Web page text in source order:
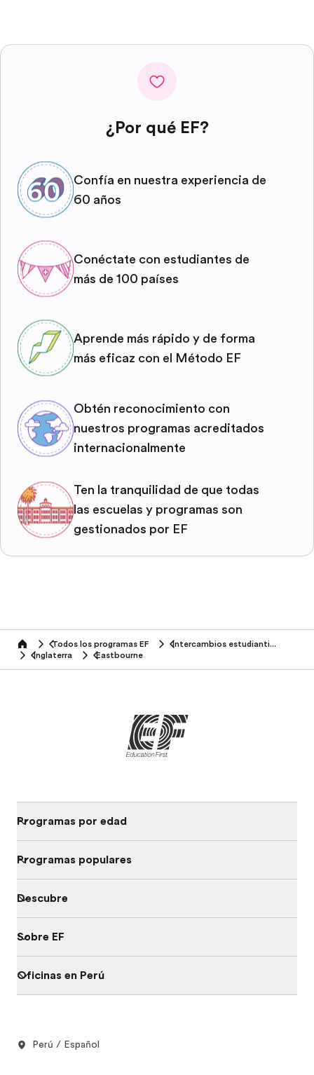
¿Por qué EF?
Confía en nuestra experiencia de
60 años
Conéctate con estudiantes de
más de 100 países
Aprende más rápido y de forma
más eficaz con el Método EF
Obtén reconocimiento con
nuestros programas acreditados
internacionalmente
Ten la tranquilidad de que todas
las escuelas y programas son
gestionados por EF
home Todos los programas EF
Intercambios estudiantiles
Inglaterra
Eastbourne
Programas por edad
Programas populares
Descubre
Sobre EF
Oficinas en Perú
Perú / Español